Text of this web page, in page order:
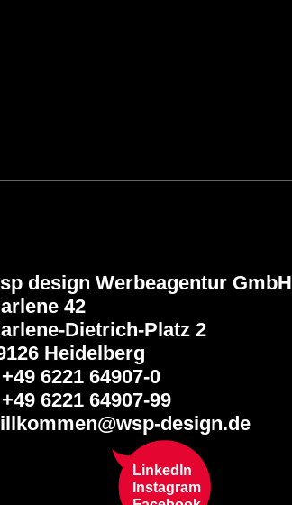
design Werbeagentur GmbH
42
Dietrich-Platz 2
Heidelberg
6221 64907-0
6221 64907-99
design.de
LinkedIn
Instagram